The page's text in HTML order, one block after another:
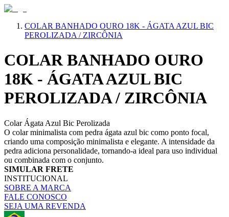
COLAR BANHADO OURO 18K - ÁGATA AZUL BIC
PEROLIZADA / ZIRCÔNIA
COLAR BANHADO OURO
18K - ÁGATA AZUL BIC
PEROLIZADA / ZIRCÔNIA
Colar Ágata Azul Bic Perolizada
O colar minimalista com pedra ágata azul bic como ponto focal,
criando uma composição minimalista e elegante. A intensidade da
pedra adiciona personalidade, tornando-a ideal para uso individual
ou combinada com o conjunto.
SIMULAR FRETE
INSTITUCIONAL
SOBRE A MARCA
FALE CONOSCO
SEJA UMA REVENDA